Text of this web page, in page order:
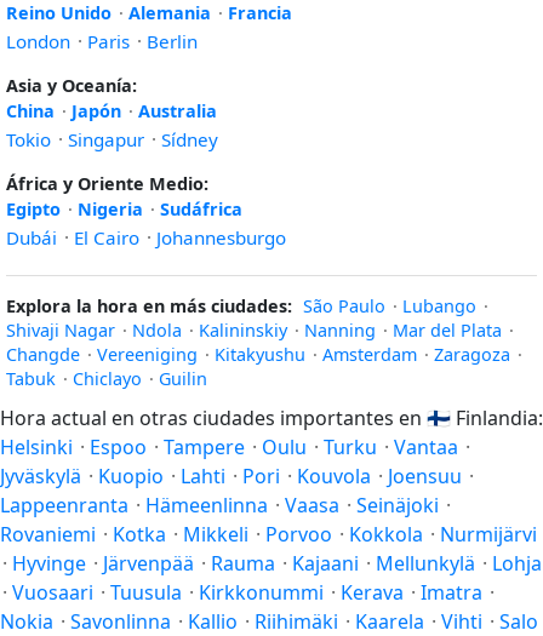
Reino Unido · Alemania · Francia
London · Paris · Berlin
Asia y Oceanía:
China · Japón · Australia
Tokio · Singapur · Sídney
África y Oriente Medio:
Egipto · Nigeria · Sudáfrica
Dubái · El Cairo · Johannesburgo
Explora la hora en más ciudades: São Paulo · Lubango ·
Shivaji Nagar · Ndola · Kalininskiy · Nanning · Mar del Plata ·
Changde · Vereeniging · Kitakyushu · Amsterdam · Zaragoza ·
Tabuk · Chiclayo · Guilin
Hora actual en otras ciudades importantes en 🇫🇮 Finlandia:
Helsinki · Espoo · Tampere · Oulu · Turku · Vantaa ·
Jyväskylä · Kuopio · Lahti · Pori · Kouvola · Joensuu ·
Lappeenranta · Hämeenlinna · Vaasa · Seinäjoki ·
Rovaniemi · Kotka · Mikkeli · Porvoo · Kokkola · Nurmijärvi
· Hyvinge · Järvenpää · Rauma · Kajaani · Mellunkylä · Lohja
· Vuosaari · Tuusula · Kirkkonummi · Kerava · Imatra ·
Nokia · Savonlinna · Kallio · Riihimäki · Kaarela · Vihti · Salo